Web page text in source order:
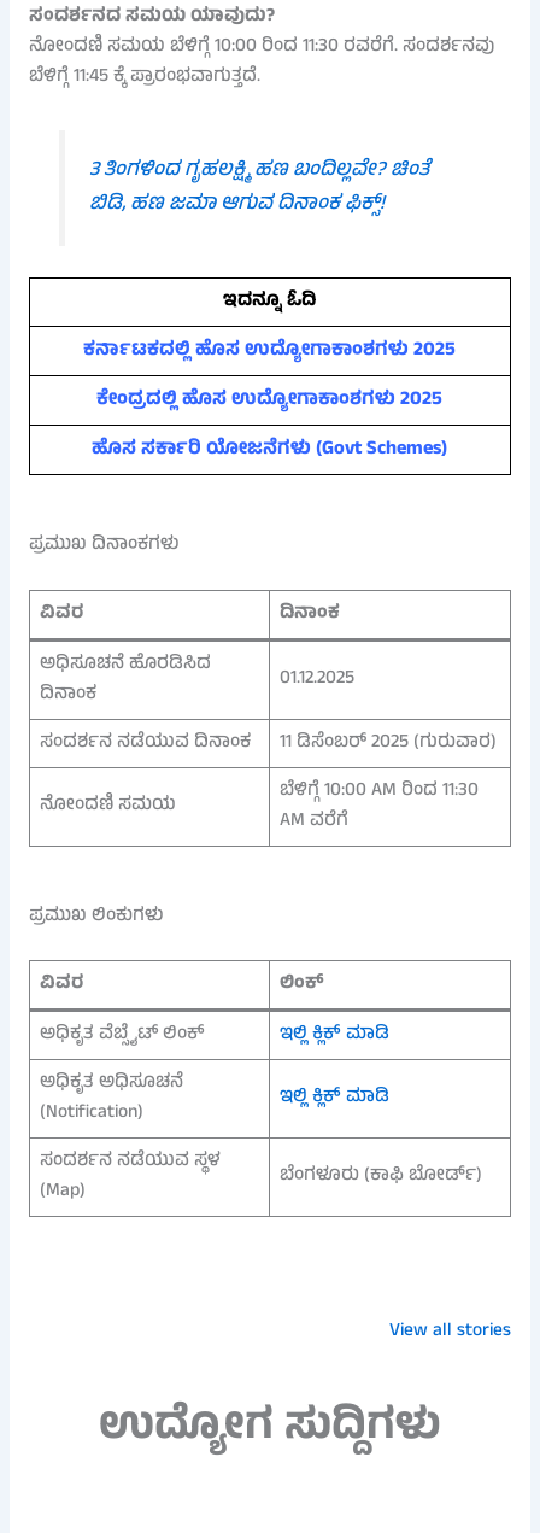
ಸಂದರ್ಶನದ ಸಮಯ ಯಾವುದು?
ನೋಂದಣಿ ಸಮಯ ಬೆಳಿಗ್ಗೆ 10:00 ರಿಂದ 11:30 ರವರೆಗೆ. ಸಂದರ್ಶನವು
ಬೆಳಿಗ್ಗೆ 11:45 ಕ್ಕೆ ಪ್ರಾರಂಭವಾಗುತ್ತದೆ.
3 ತಿಂಗಳಿಂದ ಗೃಹಲಕ್ಷ್ಮಿ ಹಣ ಬಂದಿಲ್ಲವೇ? ಚಿಂತೆ
ಬಿಡಿ, ಹಣ ಜಮಾ ಆಗುವ ದಿನಾಂಕ ಫಿಕ್ಸ್!
ಇದನ್ನೂ ಓದಿ
ಕರ್ನಾಟಕದಲ್ಲಿ ಹೊಸ ಉದ್ಯೋಗಾಕಾಂಶಗಳು 2025
ಕೇಂದ್ರದಲ್ಲಿ ಹೊಸ ಉದ್ಯೋಗಾಕಾಂಶಗಳು 2025
ಹೊಸ ಸರ್ಕಾರಿ ಯೋಜನೆಗಳು (Govt Schemes)
ಪ್ರಮುಖ ದಿನಾಂಕಗಳು
ವಿವರ
ದಿನಾಂಕ
ಅಧಿಸೂಚನೆ ಹೊರಡಿಸಿದ
ದಿನಾಂಕ
01.12.2025
ಸಂದರ್ಶನ ನಡೆಯುವ ದಿನಾಂಕ
11 ಡಿಸೆಂಬರ್ 2025 (ಗುರುವಾರ)
ನೋಂದಣಿ ಸಮಯ
ಬೆಳಿಗ್ಗೆ 10:00 AM ರಿಂದ 11:30
AM ವರೆಗೆ
ಪ್ರಮುಖ ಲಿಂಕುಗಳು
ವಿವರ
ಲಿಂಕ್
ಅಧಿಕೃತ ವೆಬ್ಸೈಟ್ ಲಿಂಕ್
ಇಲ್ಲಿ ಕ್ಲಿಕ್ ಮಾಡಿ
ಅಧಿಕೃತ ಅಧಿಸೂಚನೆ
(Notification)
ಇಲ್ಲಿ ಕ್ಲಿಕ್ ಮಾಡಿ
ಸಂದರ್ಶನ ನಡೆಯುವ ಸ್ಥಳ
(Map)
ಬೆಂಗಳೂರು (ಕಾಫಿ ಬೋರ್ಡ್)
View all stories
ಮಣ್ಣುಪಾಲಾದೀತು!
ಕರ್ನಾಟಕದಲ್ಲಿ 4.50
ನಿಮ್ಮದು ಇದೆಯಾ?
ನ್ಯೂಸ್! ಕೃಷಿ
ಸಬ್ಸಿಡಿ
ಉದ್ಯೋಗ ಸುದ್ದಿಗಳು